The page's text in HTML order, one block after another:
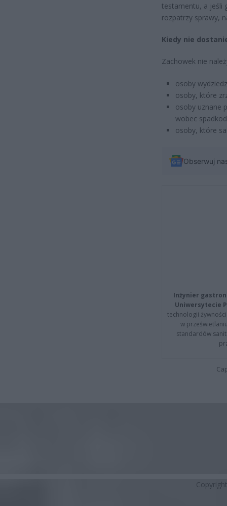
testamentu, a jeśli
rozpatrzy sprawy,
Kiedy nie
Zachowek nie
osoby
osoby, które
osoby uznane
wobec
osoby, które
Obserwuj
Inżynier
Uniwersytecie
technologii
w
standardów